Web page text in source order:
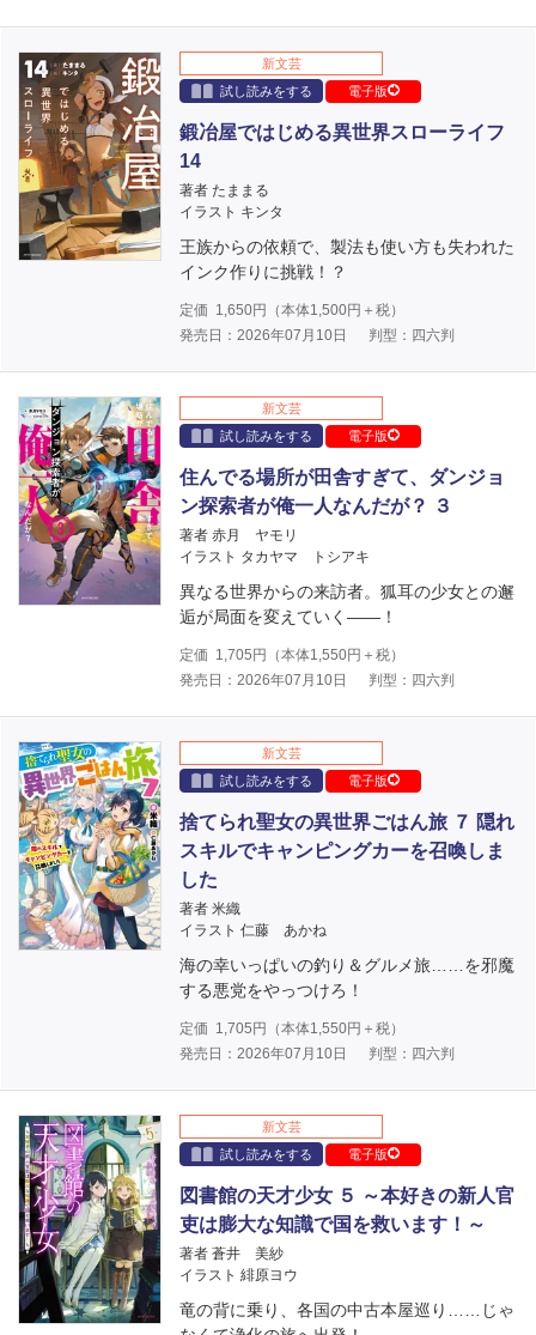
新文芸
試し読みをする
電子版
鍛冶屋ではじめる異世界スローライフ
14
著者 たままる
イラスト キンタ
王族からの依頼で、製法も使い方も失われた
インク作りに挑戦！？
定価 1,650円（本体1,500円＋税）
発売日：2026年07月10日
判型：四六判
新文芸
試し読みをする
電子版
住んでる場所が田舎すぎて、ダンジョ
ン探索者が俺一人なんだが？ ３
著者 赤月 ヤモリ
イラスト タカヤマ トシアキ
異なる世界からの来訪者。狐耳の少女との邂
逅が局面を変えていく――！
定価 1,705 円（本体1,550円＋税）
発売日：2026年07月10日
判型：四六判
新文芸
試し読みをする
電子版
捨てられ聖女の異世界ごはん旅 ７ 隠れ
スキルでキャンピングカーを召喚しま
した
著者 米織
イラスト 仁藤 あかね
海の幸いっぱいの釣り＆グルメ旅……を邪魔
する悪党をやっつけろ！
定価 1,705 円（本体1,550円＋税）
発売日：2026年07月10日
判型：四六判
新文芸
試し読みをする
電子版
図書館の天才少女 ５ ～本好きの新人官
吏は膨大な知識で国を救います！～
著者 蒼井 美紗
イラスト 緋原ヨウ
竜の背に乗り、各国の中古本屋巡り……じゃ